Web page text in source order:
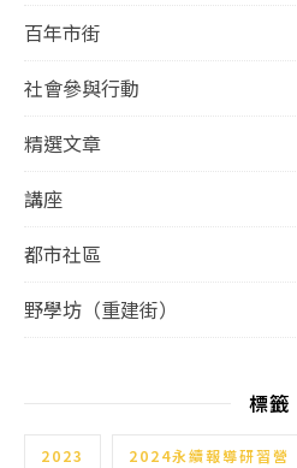
百年市街
社會參與行動
精選文章
講座
都市社區
野學坊（重建街）
標籤
2023 2024永續報導研習營